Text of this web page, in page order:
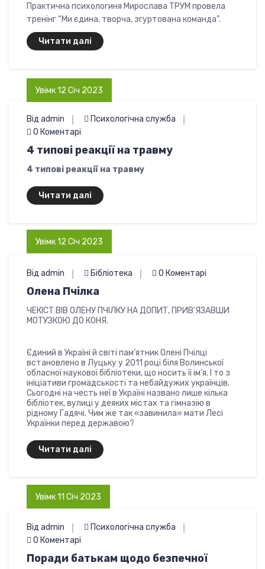
Практична психологиня Мирослава ТРУМ провела
тренінг “Ми єдина, творча, згуртована команда”.
Читати далі
Увімк 12 Січ 2023
Від admin
Психологічна служба
0 Коментарі
4 типові реакції на травму
4 типові реакції на травму
Читати далі
Увімк 12 Січ 2023
Від admin Бібліотека 0 Коментарі
Олена Пчілка
ЧЕКІСТ ВІВ ОЛЕНУ ПЧІЛКУ НА Д0ПИТ, ПРИВ’ЯЗАВШИ
М0ТУЗК0Ю Д0 К0НЯ.
Єдиний в Україні й світі пам’ятник Олені Пчілці
встановлено в Луцьку у 2011 році біля Волинської
обласної наукової бібліотеки, що носить її ім’я. І то з
ініціативи громадськості та небайдужих українців.
Сьогодні на честь неї в Україні названо лише кілька
бібліотек, вулиці у деяких містах та гімназію в
рідному Гадячі. Чим же так «завинила» мати Лесі
Українки перед державою?
Читати далі
Увімк 11 Січ 2023
Від admin
Психологічна служба
0 Коментарі
Поради батькам щодо безпечної